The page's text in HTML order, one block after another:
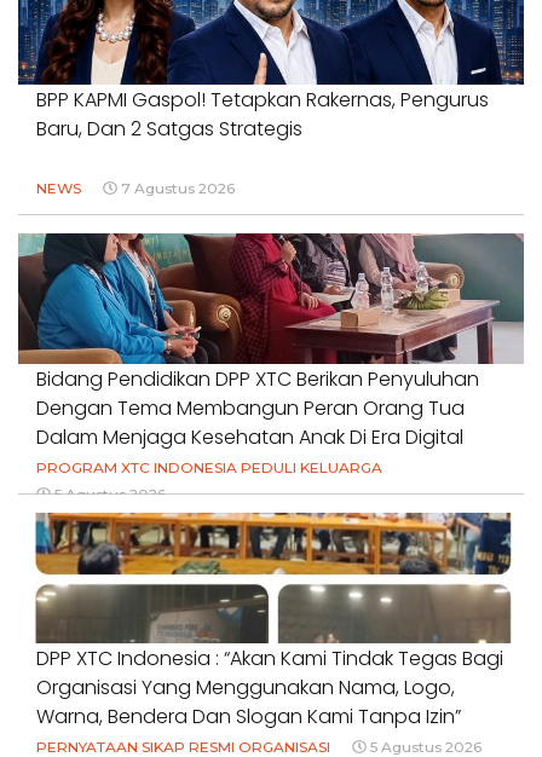
BPP KAPMI Gaspol! Tetapkan Rakernas, Pengurus
Baru, Dan 2 Satgas Strategis
NEWS 7 Agustus 2026
Bidang Pendidikan DPP XTC Berikan Penyuluhan
Dengan Tema Membangun Peran Orang Tua
Dalam Menjaga Kesehatan Anak Di Era Digital
PROGRAM XTC INDONESIA PEDULI KELUARGA
5 Agustus 2026
DPP XTC Indonesia : “Akan Kami Tindak Tegas Bagi
Organisasi Yang Menggunakan Nama, Logo,
Warna, Bendera Dan Slogan Kami Tanpa Izin”
PERNYATAAN SIKAP RESMI ORGANISASI 5 Agustus 2026